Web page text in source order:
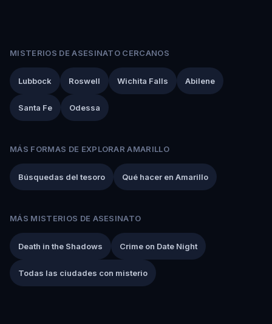
MISTERIOS DE ASESINATO CERCANOS
Lubbock Roswell Wichita Falls Abilene
Santa Fe Odessa
MÁS FORMAS DE EXPLORAR AMARILLO
Búsquedas del tesoro Qué hacer en Amarillo
MÁS MISTERIOS DE ASESINATO
Death in the Shadows Crime on Date Night
Todas las ciudades con misterio